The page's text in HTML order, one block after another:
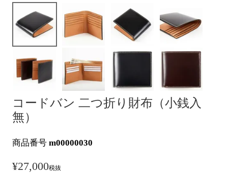
コードバン 二つ折り財布（小銭入
無）
商品番号 m00000030
¥27,000税抜